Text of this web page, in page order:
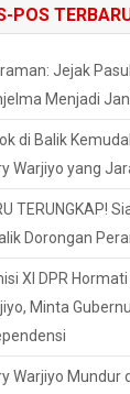
POS
Jejak
Menjadi
di Balik
Warjiyo yang
TERUNGKAP!
Dorongan
XI DPR
Minta
Warjiyo Mundur